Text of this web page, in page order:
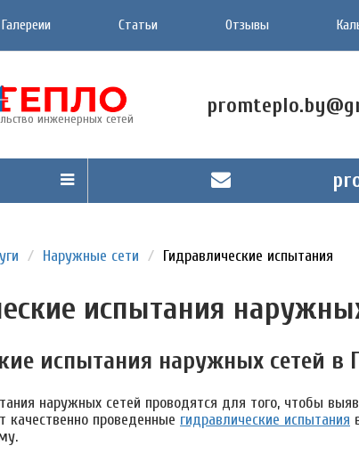
Галереии Статьи Отзывы
инженерных сетей
/ Наружные сети / Гидравлические испытания
испытания
испытания наружных сетей в
наружных сетей проводятся для того, чтобы
качественно проведенные гидравлические испытания